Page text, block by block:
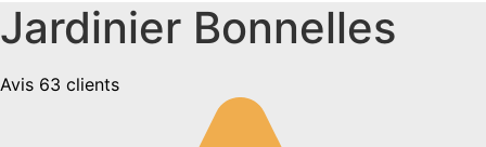
Jardinier Bonnelles
Avis 63 clients